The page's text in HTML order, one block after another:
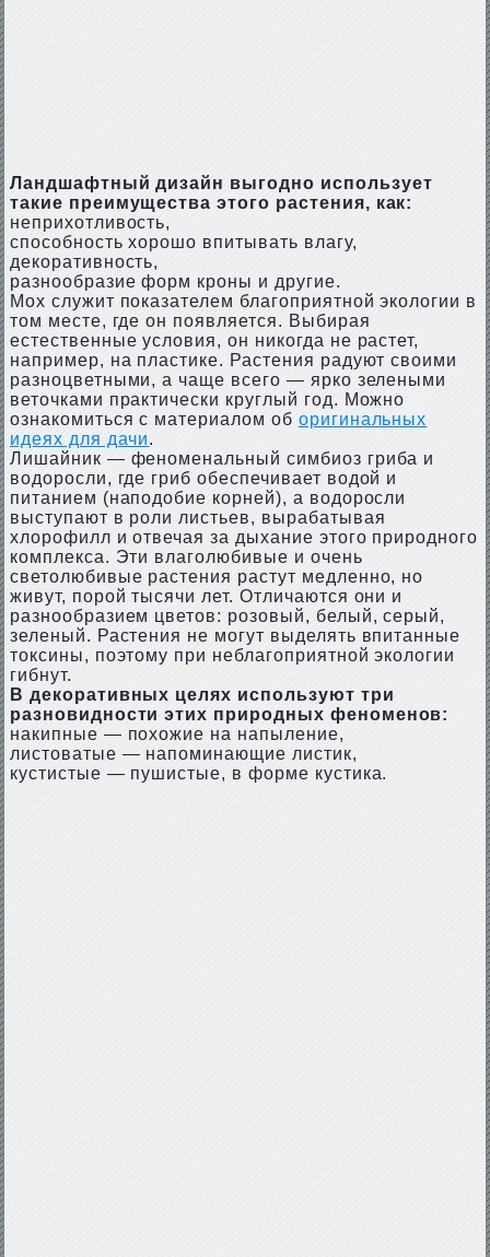
Ландшафтный дизайн выгодно использует
такие преимущества этого растения, как:
неприхотливость,
способность хорошо впитывать влагу,
декоративность,
разнообразие форм кроны и другие.
Мох служит показателем благоприятной экологии в
том месте, где он появляется. Выбирая
естественные условия, он никогда не растет,
например, на пластике. Растения радуют своими
разноцветными, а чаще всего — ярко зелеными
веточками практически круглый год. Можно
ознакомиться с материалом об оригинальных
идеях для дачи.
Лишайник — феноменальный симбиоз гриба и
водоросли, где гриб обеспечивает водой и
питанием (наподобие корней), а водоросли
выступают в роли листьев, вырабатывая
хлорофилл и отвечая за дыхание этого природного
комплекса. Эти влаголюбивые и очень
светолюбивые растения растут медленно, но
живут, порой тысячи лет. Отличаются они и
разнообразием цветов: розовый, белый, серый,
зеленый. Растения не могут выделять впитанные
токсины, поэтому при неблагоприятной экологии
гибнут.
В декоративных целях используют три
разновидности этих природных феноменов:
накипные — похожие на напыление,
листоватые — напоминающие листик,
кустистые — пушистые, в форме кустика.